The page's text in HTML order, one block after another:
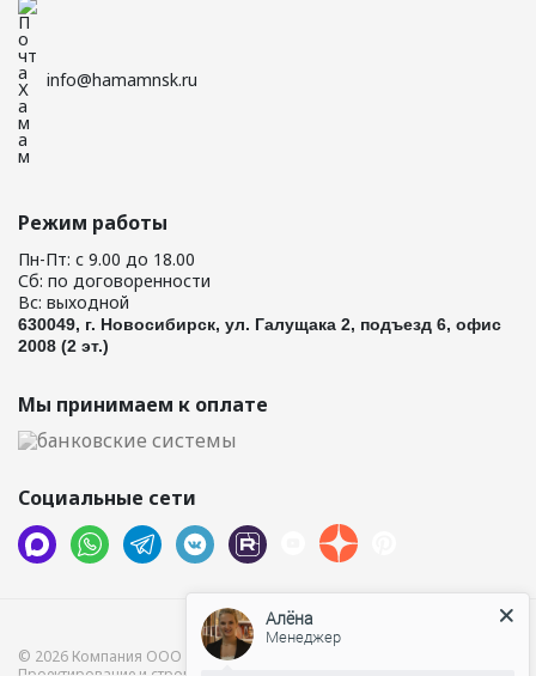
info@hamamnsk.ru
Режим работы
Пн-Пт: с 9.00 до 18.00
Сб: по договоренности
Вс: выходной
630049, г. Новосибирск, ул. Галущака 2, подъезд 6, офис
2008 (2 эт.)
Мы принимаем к оплате
Социальные сети
© 2026 Компания ООО “Хамам”.
Алёна
Менеджер